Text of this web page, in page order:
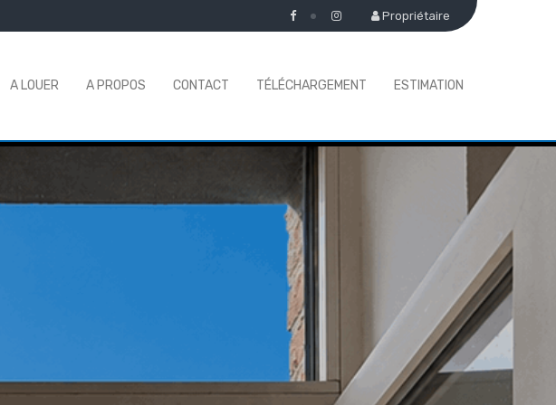
Propriétaire
A LOUER A PROPOS CONTACT TÉLÉCHARGEMENT ESTIMATION